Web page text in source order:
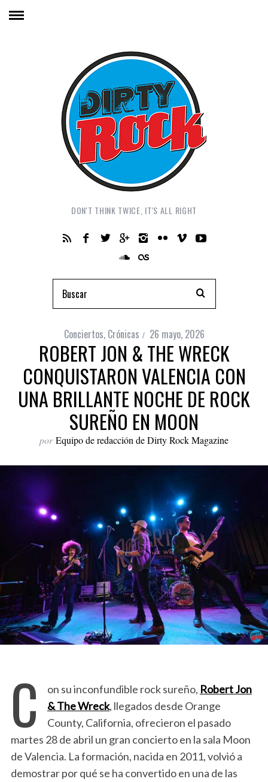
DON'T THINK TWICE, IT'S ALL RIGHT
Conciertos, Crónicas 26 mayo, 2026
ROBERT JON & THE WRECK
CONQUISTARON VALENCIA CON
UNA BRILLANTE NOCHE DE ROCK
SUREÑO EN MOON
por Equipo de redacción de Dirty Rock Magazine
C on su inconfundible rock sureño, Robert Jon
& The Wreck, llegados desde Orange
County, California, ofrecieron el pasado
martes 28 de abril un gran concierto en la sala Moon
de Valencia. La formación, nacida en 2011, volvió a
demostrar por qué se ha convertido en una de las